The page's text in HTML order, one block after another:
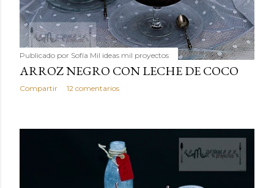
Publicado por Sofía Mil ideas mil proyectos
ARROZ NEGRO CON LECHE DE COCO
Compartir 12 comentarios